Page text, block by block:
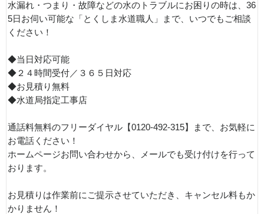
水漏れ・つまり・故障などの水のトラブルにお困りの時は、36
5日お伺い可能な「とくしま水道職人」まで、いつでもご相談
ください！
◆当日対応可能
◆２４時間受付／３６５日対応
◆お見積り無料
◆水道局指定工事店
通話料無料のフリーダイヤル【0120-492-315】まで、お気軽に
お電話ください！
ホームページお問い合わせから、メールでも受け付けを行って
おります。
お見積りは作業前にご提示させていただき、キャンセル料もか
かりません！